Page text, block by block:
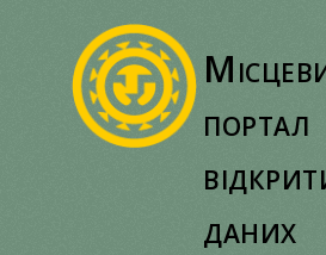
портал
даних